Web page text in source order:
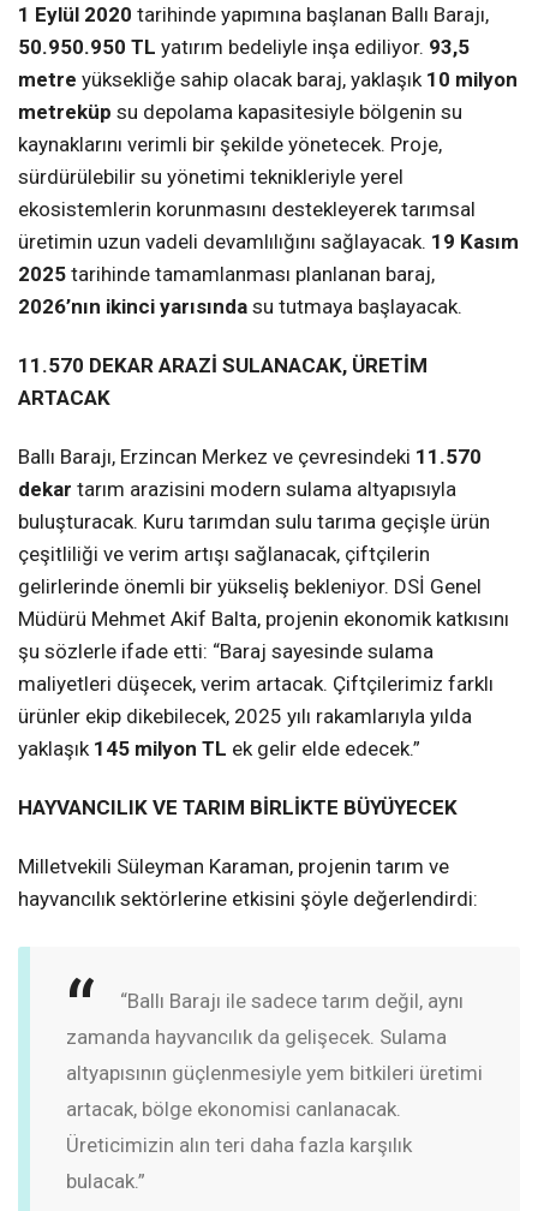
1 Eylül 2020 tarihinde yapımına başlanan Ballı Barajı,
50.950.950 TL yatırım bedeliyle inşa ediliyor. 93,5
metre yüksekliğe sahip olacak baraj, yaklaşık 10 milyon
metreküp su depolama kapasitesiyle bölgenin su
kaynaklarını verimli bir şekilde yönetecek. Proje,
sürdürülebilir su yönetimi teknikleriyle yerel
ekosistemlerin korunmasını destekleyerek tarımsal
üretimin uzun vadeli devamlılığını sağlayacak. 19 Kasım
2025 tarihinde tamamlanması planlanan baraj,
2026’nın ikinci yarısında su tutmaya başlayacak.
11.570 DEKAR ARAZİ SULANACAK, ÜRETİM
ARTACAK
Ballı Barajı, Erzincan Merkez ve çevresindeki 11.570
dekar tarım arazisini modern sulama altyapısıyla
buluşturacak. Kuru tarımdan sulu tarıma geçişle ürün
çeşitliliği ve verim artışı sağlanacak, çiftçilerin
gelirlerinde önemli bir yükseliş bekleniyor. DSİ Genel
Müdürü Mehmet Akif Balta, projenin ekonomik katkısını
şu sözlerle ifade etti: “Baraj sayesinde sulama
maliyetleri düşecek, verim artacak. Çiftçilerimiz farklı
ürünler ekip dikebilecek, 2025 yılı rakamlarıyla yılda
yaklaşık 145 milyon TL ek gelir elde edecek.”
HAYVANCILIK VE TARIM BİRLİKTE BÜYÜYECEK
Milletvekili Süleyman Karaman, projenin tarım ve
hayvancılık sektörlerine etkisini şöyle değerlendirdi:
“Ballı Barajı ile sadece tarım değil, aynı
zamanda hayvancılık da gelişecek. Sulama
altyapısının güçlenmesiyle yem bitkileri üretimi
artacak, bölge ekonomisi canlanacak.
Üreticimizin alın teri daha fazla karşılık
bulacak.”